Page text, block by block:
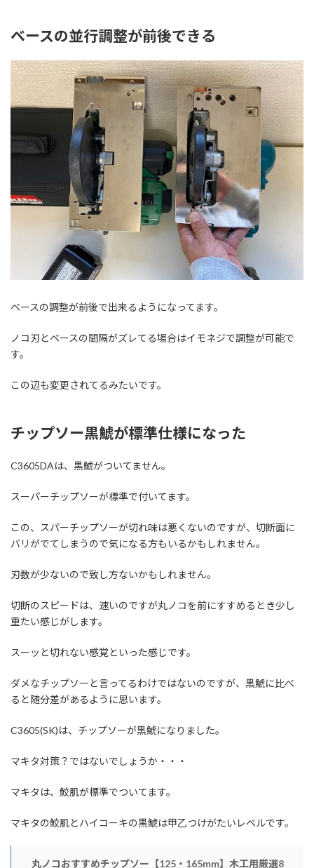
ベースの並行調整が前後できる
ベースの調整が前後で出来るようになってます。
ノコ刃とベースの間隔がズレてる場合はイモネジで調整が可能で
す。
この辺も変更されてるみたいです。
チップソー黒鯱が標準仕様になった
C3605DAは、黒鯱がついてません。
スーパーチップソーが標準で付いてます。
この、スパーチップソーが切れ味は悪くないのですが、切断面に
バリがでてしまうので気になる方もいるかもしれません。
刃数が少ないので致し方ないかもしれません。
切断のスピードは、速いのですが丸ノコを前にすすめるとき少し
重たい感じがします。
スーッと切れない感覚といった感じです。
ダメなチップソーと言ってるわけではないのですが、黒鯱に比べ
ると随分差があるように思います。
C3605(SK)は、チップソーが黒鯱になりました。
マキタ対策？ではないでしょうか・・・
マキタは、鮫肌が標準でついてます。
マキタの鮫肌とハイコーキの黒鯱は甲乙つけがたいレベルです。
丸ノコおすすめチップソー【125・165mm】木工用厳選8